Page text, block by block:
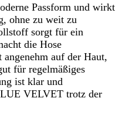
Passform und wirkt
ohne zu weit zu
sorgt für ein
die Hose
auf der Haut,
für regelmäßiges
ist klar und
VELVET trotz der